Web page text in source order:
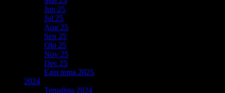
Jun 25
Jul 25
Aug 25
Sep 25
Okt 25
Nov 25
Dec 25
Eget tema 2025
2024
Temalista 2024